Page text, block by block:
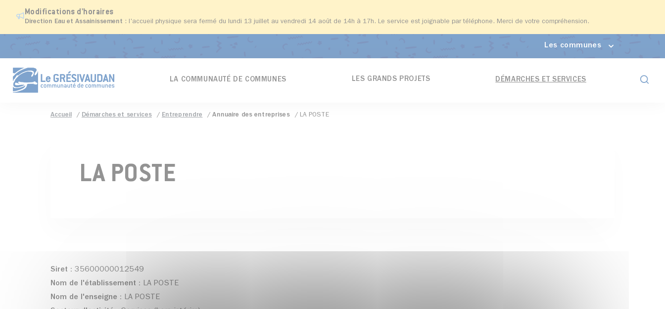
Modifications d'horaires
Direction Eau et Assainissement : l'accueil physique sera fermé du lundi 13 juillet au vendredi 14 août de 14h à 17h. Le service est joignable par téléphone. Merci de votre compréhension.
Les communes
LA COMMUNAUTÉ DE COMMUNES LES GRANDS PROJETS DÉMARCHES ET SERVICES
Accueil Démarches et services Entreprendre Annuaire des entreprises LA POSTE
LA POSTE
Siret : 35600000012549
Nom de l'établissement : LA POSTE
Nom de l'enseigne : LA POSTE